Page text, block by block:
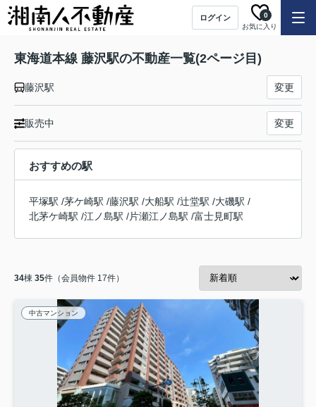
ログイン
お気に入り
0
東海道本線 藤沢駅の不動産一覧(2ページ目)
藤沢駅 変更
販売中 変更
おすすめの駅
平塚駅 /茅ケ崎駅 /藤沢駅 /大船駅 /辻堂駅 /大磯駅 /
北茅ケ崎駅 /江ノ島駅 /片瀬江ノ島駅 /富士見町駅
34棟 35件（会員物件 17件）
中古マンション